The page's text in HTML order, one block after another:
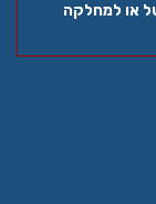
או למחלקה